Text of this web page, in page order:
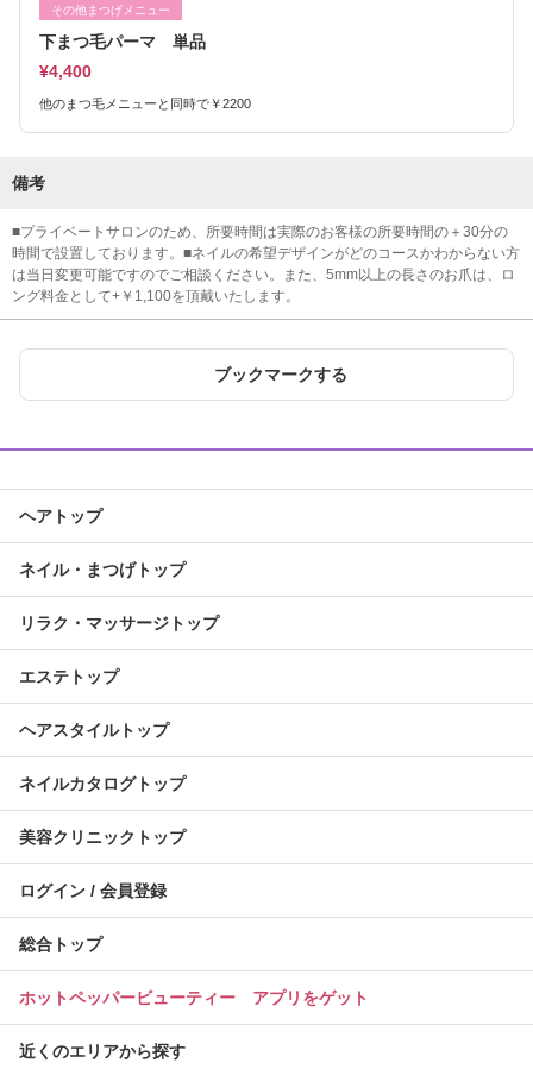
その他まつげメニュー
下まつ毛パーマ 単品
¥4,400
他のまつ毛メニューと同時で￥2200
備考
■プライベートサロンのため、所要時間は実際のお客様の所要時間の＋30分の
時間で設置しております。■ネイルの希望デザインがどのコースかわからない方
は当日変更可能ですのでご相談ください。また、5mm以上の長さのお爪は、ロ
ング料金として+￥1,100を頂戴いたします。
ブックマークする
ヘアトップ
ネイル・まつげトップ
リラク・マッサージトップ
エステトップ
ヘアスタイルトップ
ネイルカタログトップ
美容クリニックトップ
ログイン / 会員登録
総合トップ
ホットペッパービューティー アプリをゲット
近くのエリアから探す